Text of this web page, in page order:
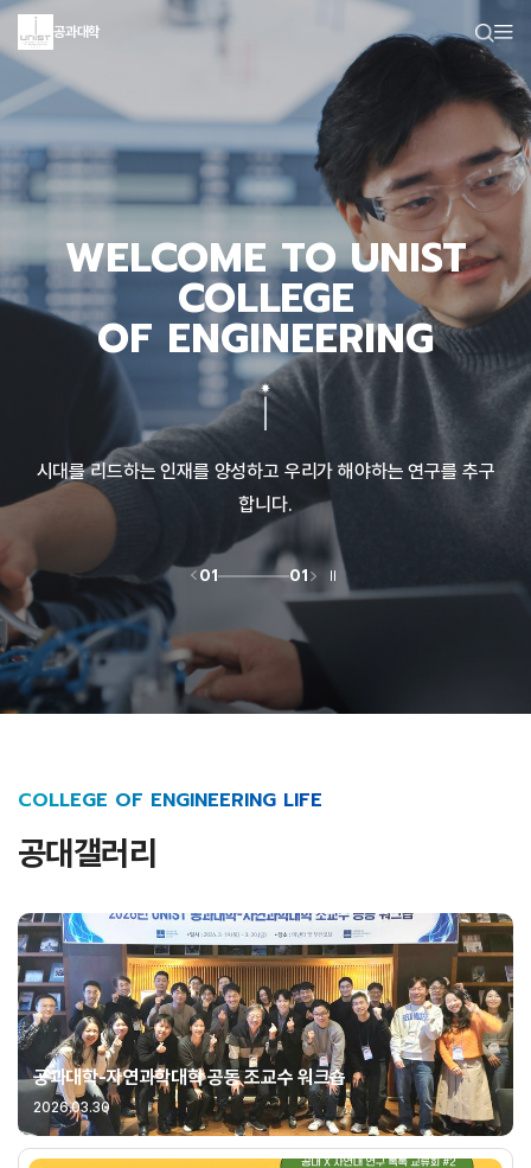
공과대학
WELCOME TO UNIST
COLLEGE
OF ENGINEERING
시대를 리드하는 인재를 양성하고 우리가 해야하는 연구를 추구
합니다.
01 01
COLLEGE OF ENGINEERING LIFE
공대갤러리
공과대학-자연과학대학 공동 조교수 워크숍
2026.03.30